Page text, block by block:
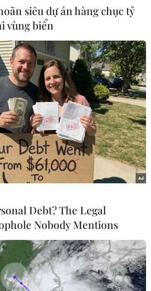
lớn tạm ngừng vận
đến và đi từ Nga
nhất thế giới gồm MSC, Maersk,
siêu dự án hàng chục tỷ
vùng biển
Debt? The Legal
Nobody Mentions